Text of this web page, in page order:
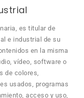
es titular de
e industrial de su
en la misma
vídeo, software o
de colores,
usados, programas
acceso y uso,